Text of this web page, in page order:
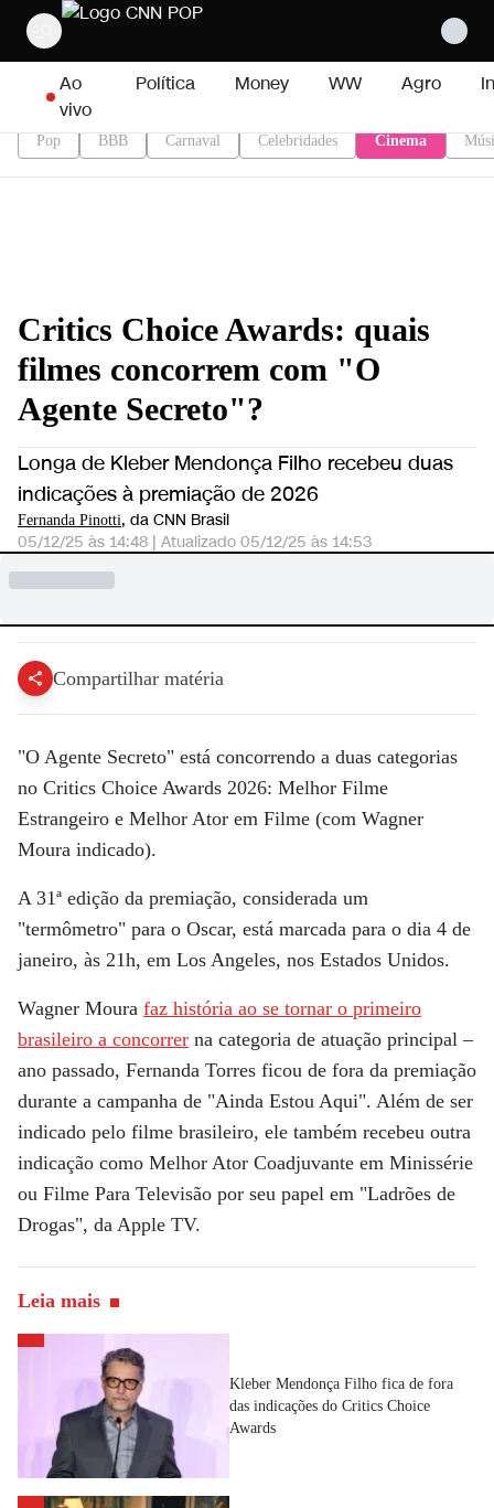
Pular para o conteúdo
Ao
vivo
Política Money WW Agro
Pop BBB Carnaval Celebridades Cinema
Critics Choice Awards: quais
filmes concorrem com "O
Agente Secreto"?
Longa de Kleber Mendonça Filho recebeu duas
indicações à premiação de 2026
Fernanda Pinotti, da CNN Brasil
05/12/25 às 14:48 | Atualizado 05/12/25 às 14:53
Compartilhar matéria
"O Agente Secreto" está concorrendo a duas categorias
no Critics Choice Awards 2026: Melhor Filme
Estrangeiro e Melhor Ator em Filme (com Wagner
Moura indicado).
A 31ª edição da premiação, considerada um
"termômetro" para o Oscar, está marcada para o dia 4 de
janeiro, às 21h, em Los Angeles, nos Estados Unidos.
Wagner Moura faz história ao se tornar o primeiro
brasileiro a concorrer na categoria de atuação principal –
ano passado, Fernanda Torres ficou de fora da premiação
durante a campanha de "Ainda Estou Aqui". Além de ser
indicado pelo filme brasileiro, ele também recebeu outra
indicação como Melhor Ator Coadjuvante em Minissérie
ou Filme Para Televisão por seu papel em "Ladrões de
Drogas", da Apple TV.
Leia mais
Kleber Mendonça Filho fica de fora
das indicações do Critics Choice
Awards